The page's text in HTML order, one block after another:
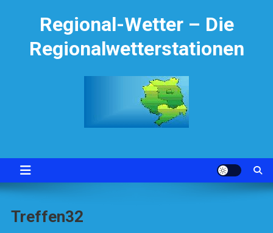
Regional-Wetter – Die
Regionalwetterstationen
Treffen32